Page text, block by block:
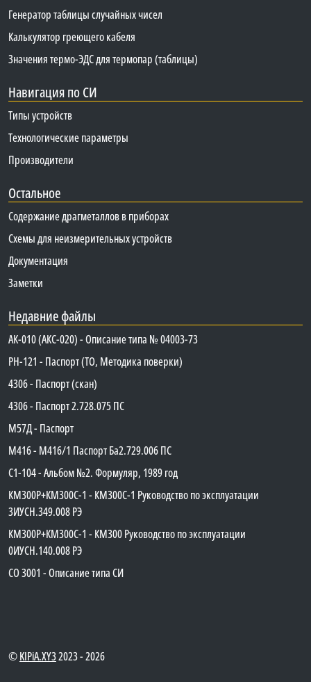
Генератор таблицы случайных чисел
Калькулятор греющего кабеля
Значения термо-ЭДС для термопар (таблицы)
Навигация по СИ
Типы устройств
Технологические параметры
Производители
Остальное
Содержание драгметаллов в приборах
Схемы для неизмерительных устройств
Документация
Заметки
Недавние файлы
АК-010 (АКС-020) - Описание типа № 04003-73
PH-121 - Паспорт (ТО, Методика поверки)
4306 - Паспорт (скан)
4306 - Паспорт 2.728.075 ПС
М57Д - Паспорт
М416 - М416/1 Паспорт Ба2.729.006 ПС
C1-104 - Альбом №2. Формуляр, 1989 год
КМ300Р+КМ300С-1 - КМ300C-1 Руководство по эксплуатации
3ИУСН.349.008 РЭ
КМ300Р+КМ300С-1 - КМ300 Руководство по эксплуатации
0ИУСН.140.008 РЭ
СО 3001 - Описание типа СИ
©KIPiA.XY32023 - 2026